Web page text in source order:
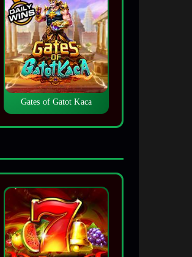
Gates of Gatot Kaca